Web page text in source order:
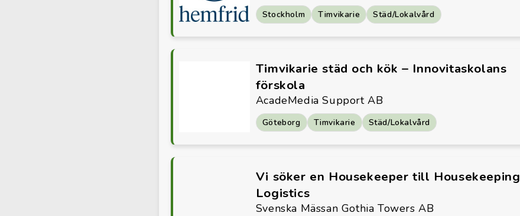
Stockholm Timvikarie Städ/Lokalvård
Timvikarie städ och kök – Innovitaskolans
förskola
AcadeMedia Support AB
Göteborg Timvikarie Städ/Lokalvård
Vi söker en Housekeeper till Housekeeping
Logistics
Svenska Mässan Gothia Towers AB